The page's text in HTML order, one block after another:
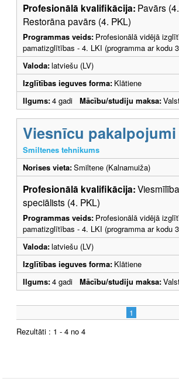
Profesionālā kvalifikācija: Pavārs
Restorāna pavārs (4. PKL)
Programmas veids: Profesionālā vidējā
pamatizglītības - 4. LKI (programma ar kodu
Valoda:latviešu (LV)
Izglītības ieguves forma: Klātiene
Ilgums:4 gadi Mācību/studiju maksa:
Viesnīcu pakalpojumi
Smiltenes tehnikums
Norises vieta:Smiltene (Kalnamuiža)
Profesionālā kvalifikācija:
speciālists (4. PKL)
Programmas veids: Profesionālā vidējā
pamatizglītības - 4. LKI (programma ar kodu
Valoda:latviešu (LV)
Izglītības ieguves forma: Klātiene
Ilgums:4 gadi Mācību/studiju maksa:
1
Rezultāti : 1 - 4 no 4